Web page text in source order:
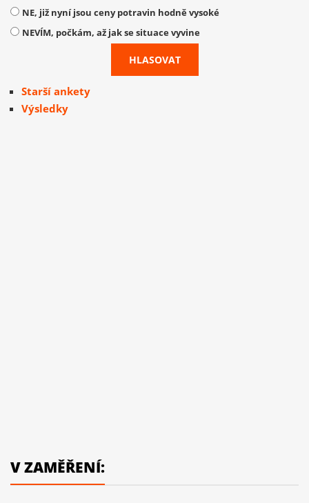
NE, již nyní jsou ceny potravin hodně vysoké
NEVÍM, počkám, až jak se situace vyvine
Starší ankety
Výsledky
V ZAMĚŘENÍ: